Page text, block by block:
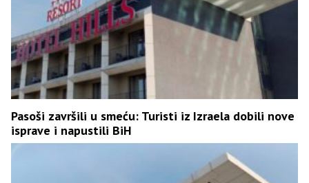
Pasoši završili u smeću: Turisti iz Izraela dobili nove
isprave i napustili BiH